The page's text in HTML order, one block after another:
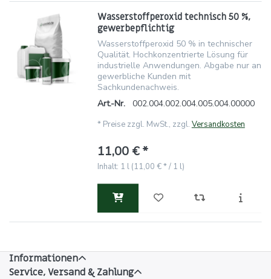
Wasserstoffperoxid technisch 50 %,
gewerbepflichtig
Wasserstoffperoxid 50 % in technischer
Qualität. Hochkonzentrierte Lösung für
industrielle Anwendungen. Abgabe nur an
gewerbliche Kunden mit
Sachkundenachweis.
Art.-Nr.
002.004.002.004.005.004.00000
* Preise zzgl. MwSt., zzgl. Versandkosten
11,00 € *
Inhalt: 1 l (11,00 € * / 1 l)
Informationen
Service, Versand & Zahlung